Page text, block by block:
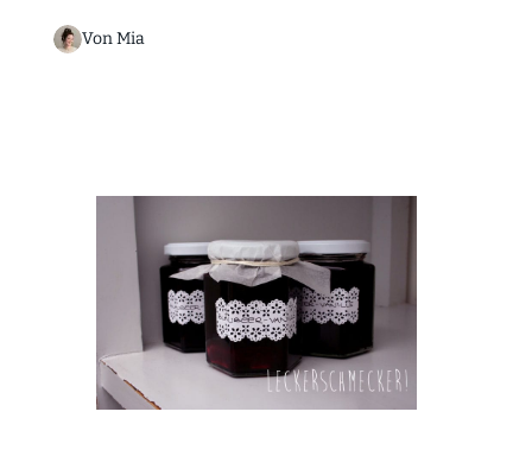
Von Mia